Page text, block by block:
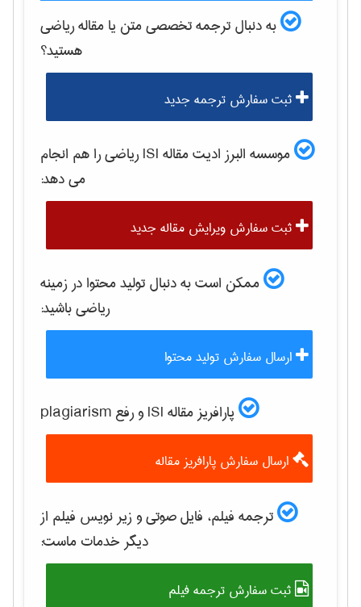
به دنبال ترجمه تخصصی متن یا مقالهرياضی
هستید؟
ثبت سفارش ترجمه جدید
موسسه البرز ادیت مقاله ISI رياضیرا هم انجام
می دهد:
ثبت سفارش ویرایش مقاله جدید
ممکن است به دنبال تولید محتوا در زمینه
رياضیباشید:
ارسال سفارش تولید محتوا
پارافریز مقاله ISI و رفع plagiarism
ارسال سفارش پارافریز مقاله
ترجمه فیلم، فایل صوتی و زیر نویس فیلم از
دیگر خدمات ماست:
ثبت سفارش ترجمه فیلم